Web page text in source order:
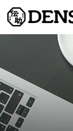
制作実績
会社案内